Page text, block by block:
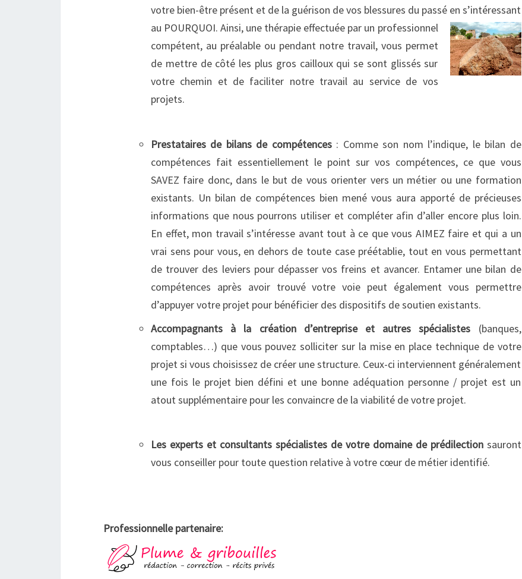
O
N
E
L
S
P
L
M
E
N
T
R
E
S
votre bien-être présent et de la guérison de vos blessures du passé en s’intéressant
au POURQUOI. Ainsi, une thérapie effectuée par un professionnel
compétent, au préalable ou pendant notre travail, vous permet
de mettre de côté les plus gros cailloux qui se sont glissés sur
votre chemin et de faciliter notre travail au service de vos
projets.
Prestataires de bilans de compétences : Comme son nom l’indique, le bilan de
compétences fait essentiellement le point sur vos compétences, ce que vous
SAVEZ faire donc, dans le but de vous orienter vers un métier ou une formation
existants. Un bilan de compétences bien mené vous aura apporté de précieuses
informations que nous pourrons utiliser et compléter afin d’aller encore plus loin.
En effet, mon travail s’intéresse avant tout à ce que vous AIMEZ faire et qui a un
vrai sens pour vous, en dehors de toute case préétablie, tout en vous permettant
de trouver des leviers pour dépasser vos freins et avancer. Entamer une bilan de
compétences après avoir trouvé votre voie peut également vous permettre
d’appuyer votre projet pour bénéficier des dispositifs de soutien existants.
Accompagnants à la création d’entreprise et autres spécialistes (banques,
comptables…) que vous pouvez solliciter sur la mise en place technique de votre
projet si vous choisissez de créer une structure. Ceux-ci interviennent généralement
une fois le projet bien défini et une bonne adéquation personne / projet est un
atout supplémentaire pour les convaincre de la viabilité de votre projet.
Les experts et consultants spécialistes de votre domaine de prédilectionsauront
vous conseiller pour toute question relative à votre cœur de métier identifié.
Professionnelle partenaire: